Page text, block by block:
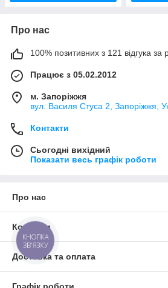
Про нас
100% позитивних з 121 відгука за
Працює з 05.02.2012
м. Запоріжжя
вул. Василя Стуса 2, Запоріжжя,
Контакти
Сьогодні вихідний
Показати весь графік роботи
Про нас
Контакти
Доставка та оплата
КНОПКА
ЗВ'ЯЗКУ